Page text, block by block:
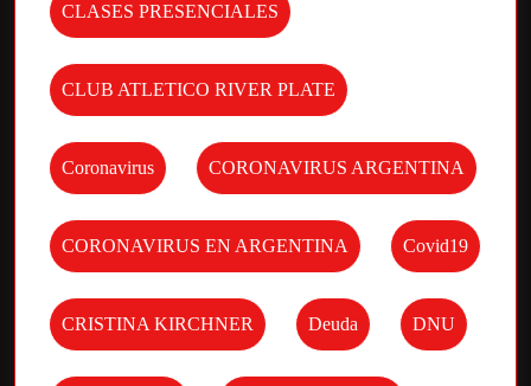
CLASES PRESENCIALES
CLUB ATLETICO RIVER PLATE
Coronavirus CORONAVIRUS ARGENTINA
CORONAVIRUS EN ARGENTINA Covid19
CRISTINA KIRCHNER Deuda DNU